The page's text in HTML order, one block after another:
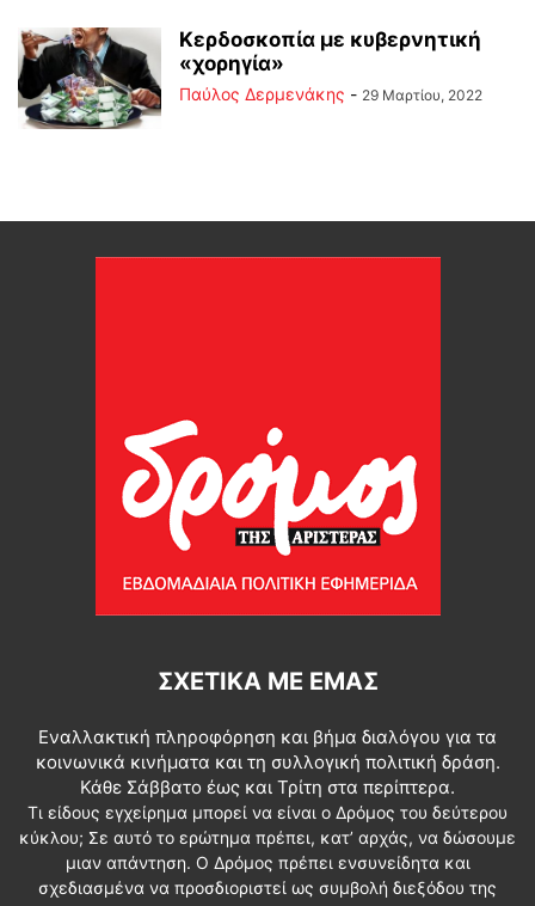
Κερδοσκοπία με κυβερνητική
«χορηγία»
Παύλος Δερμενάκης - 29 Μαρτίου, 2022
ΣΧΕΤΙΚΆ ΜΕ ΕΜΆΣ
Εναλλακτική πληροφόρηση και βήμα διαλόγου για τα
κοινωνικά κινήματα και τη συλλογική πολιτική δράση.
Κάθε Σάββατο έως και Τρίτη στα περίπτερα.
Τι είδους εγχείρημα μπορεί να είναι ο Δρόμος του δεύτερου
κύκλου; Σε αυτό το ερώτημα πρέπει, κατ’ αρχάς, να δώσουμε
μιαν απάντηση. Ο Δρόμος πρέπει ενσυνείδητα και
σχεδιασμένα να προσδιοριστεί ως συμβολή διεξόδου της